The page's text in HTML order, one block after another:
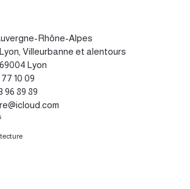
Rhône-Alpes
Villeurbanne et alentours
Lyon
77 10 09
96 89 89